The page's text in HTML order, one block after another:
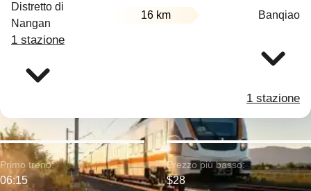
Distretto di
Nangan
16 km Banqiao
1 stazione
1 stazione
Primo treno:
06:15
Prezzo più basso:
$28